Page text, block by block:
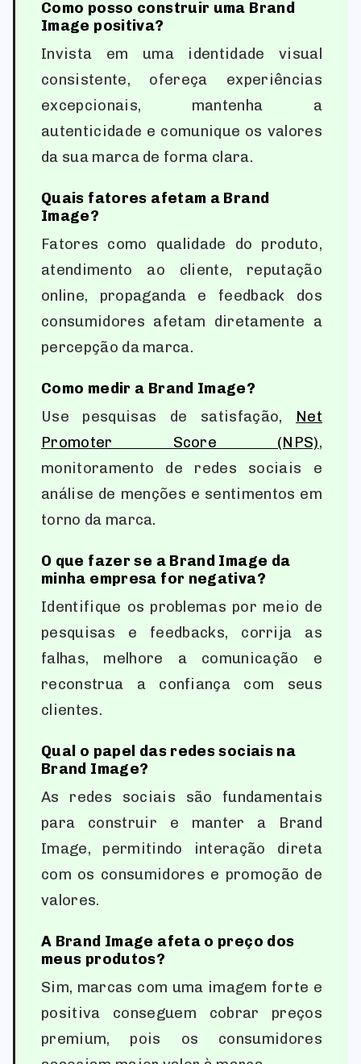
Como posso construir uma Brand
Image positiva?
Invista em uma identidade visual
consistente, ofereça experiências
excepcionais, mantenha a
autenticidade e comunique os valores
da sua marca de forma clara.
Quais fatores afetam a Brand
Image?
Fatores como qualidade do produto,
atendimento ao cliente, reputação
online, propaganda e feedback dos
consumidores afetam diretamente a
percepção da marca.
Como medir a Brand Image?
Use pesquisas de satisfação, Net
Promoter Score (NPS),
monitoramento de redes sociais e
análise de menções e sentimentos em
torno da marca.
O que fazer se a Brand Image da
minha empresa for negativa?
Identifique os problemas por meio de
pesquisas e feedbacks, corrija as
falhas, melhore a comunicação e
reconstrua a confiança com seus
clientes.
Qual o papel das redes sociais na
Brand Image?
As redes sociais são fundamentais
para construir e manter a Brand
Image, permitindo interação direta
com os consumidores e promoção de
valores.
A Brand Image afeta o preço dos
meus produtos?
Sim, marcas com uma imagem forte e
positiva conseguem cobrar preços
premium, pois os consumidores